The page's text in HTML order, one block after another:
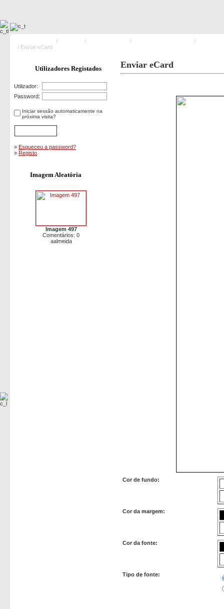
/ / / /
/ Enviar eCard
Utilizadores Registados
Utilizador:
Password:
Iniciar sessão automaticamente na
próxima visita?
» Esqueceu a password?
» Registo
Imagem Aleatória
Imagem 497
Comentários: 0
aalmeida
Enviar eCard
Cor de fundo:
Cor da margem:
Cor da fonte:
Tipo de fonte: